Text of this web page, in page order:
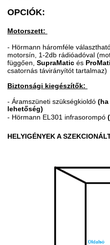
OPCIÓK:
Motorszett:
- Hörmann háromféle
motorsín, 1-2db rádióadóval
függően, SupraMatic és
csatornás távirányítót tartalmaz)
Biztonsági kiegészítők:
- Áramszüneti szükségkioldó (ha
lehetőség)
- Hörmann EL301 infrasorompó
HELYIGÉNYEK A